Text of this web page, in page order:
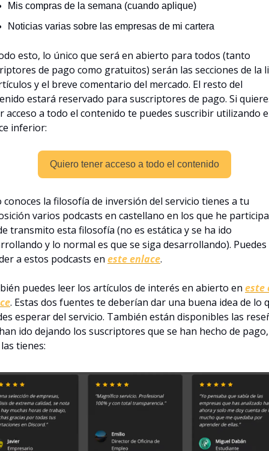
Mis compras de la semana (cuando aplique)
Noticias varias sobre las empresas de mi cartera
esto, lo único que será en abierto para todos (tanto
de pago como gratuitos) serán las secciones de la
y el breve comentario del mercado. El resto del
estará reservado para suscriptores de pago. Si
acceso a todo el contenido te puedes suscribir utilizando
inferior:
Quiero tener acceso a todo el contenido
conoces la filosofía de inversión del servicio tienes a tu
varios podcasts en castellano en los que he
transmito esta filosofía (no es estática y se ha ido
y lo normal es que se siga desarrollando). Puedes
a estos podcasts en este enlace.
puedes leer los artículos de interés en abierto en este
. Estas dos fuentes te deberían dar una buena idea de lo
esperar del servicio. También están disponibles las
ido dejando los suscriptores que se han hecho de pago,
tienes: